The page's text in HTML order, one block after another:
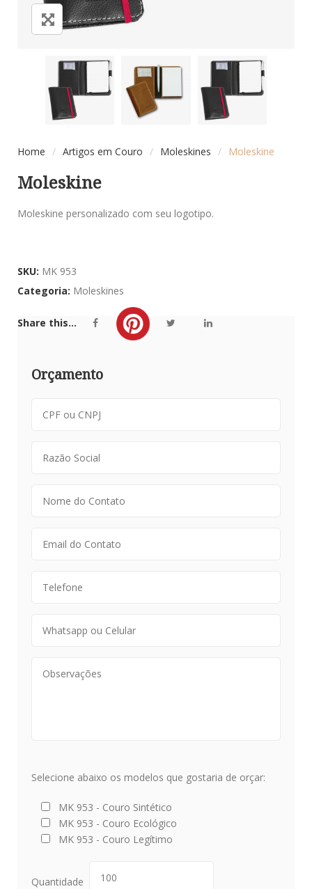
Home / Artigos em Couro / Moleskines / Moleskine
Moleskine
Moleskine personalizado com seu logotipo.
SKU: MK 953
Categoria: Moleskines
Share this...
Orçamento
Selecione abaixo os modelos que gostaria de orçar:
MK 953 - Couro Sintético
MK 953 - Couro Ecológico
MK 953 - Couro Legítimo
Quantidade